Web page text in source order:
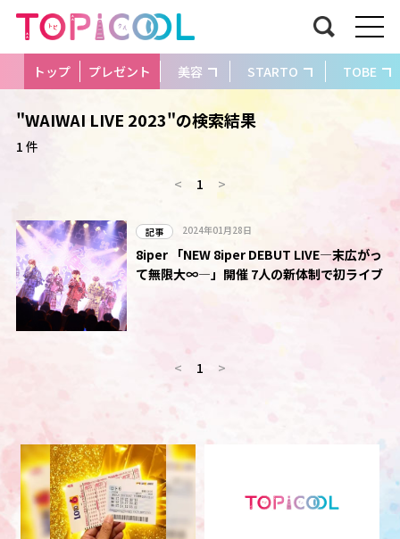
トップ プレゼント 美容 STARTO TOBE
"WAIWAI LIVE 2023"の検索結果
1 件
< 1 >
記事 2024年01月28日
8iper 「NEW 8iper DEBUT LIVE―末広がっ
て無限大∞―」開催 7人の新体制で初ライブ
< 1 >